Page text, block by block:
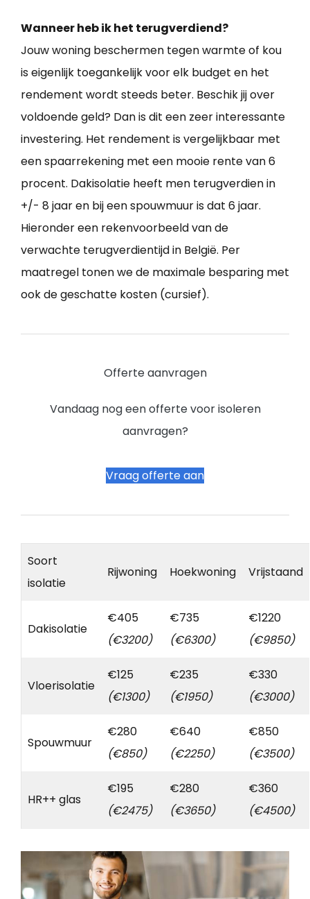
Wanneer heb ik het terugverdiend?
Jouw woning beschermen tegen warmte of kou
is eigenlijk toegankelijk voor elk budget en het
rendement wordt steeds beter. Beschik jij over
voldoende geld? Dan is dit een zeer interessante
investering. Het rendement is vergelijkbaar met
een spaarrekening met een mooie rente van 6
procent. Dakisolatie heeft men terugverdien in
+/- 8 jaar en bij een spouwmuur is dat 6 jaar.
Hieronder een rekenvoorbeeld van de
verwachte terugverdientijd in België. Per
maatregel tonen we de maximale besparing met
ook de geschatte kosten (cursief).
Offerte aanvragen
Vandaag nog een offerte voor isoleren
aanvragen?
Vraag offerte aan
Soort
isolatie
Rijwoning Hoekwoning Vrijstaand
Dakisolatie
€405
(€3200)
€735
(€6300)
€1220
(€9850)
Vloerisolatie
€125
(€1300)
€235
(€1950)
€330
(€3000)
Spouwmuur
€280
(€850)
€640
(€2250)
€850
(€3500)
HR++ glas
€195
(€2475)
€280
(€3650)
€360
(€4500)